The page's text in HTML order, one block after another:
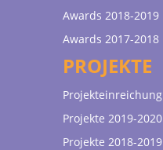
Awards 2018-2019
Awards 2017-2018
PROJEKTE
Projekteinreichung
Projekte 2019-2020
Projekte 2018-2019